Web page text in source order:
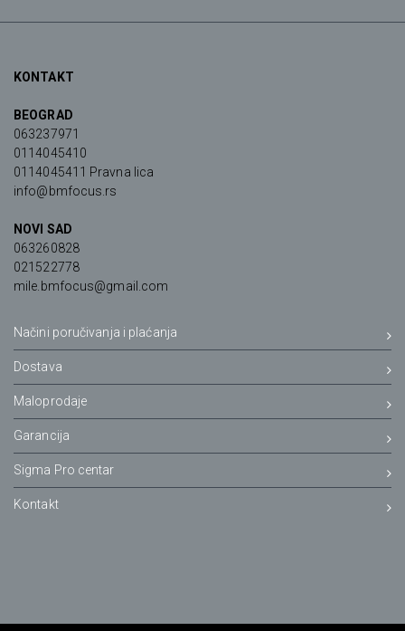
KONTAKT
BEOGRAD
063237971
0114045410
0114045411 Pravna lica
info@bmfocus.rs
NOVI SAD
063260828
021522778
mile.bmfocus@gmail.com
Načini poručivanja i plaćanja
Dostava
Maloprodaje
Garancija
Sigma Pro centar
Kontakt